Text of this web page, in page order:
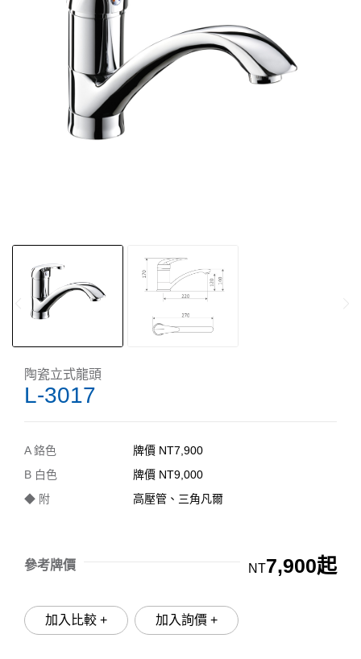
陶瓷立式龍頭
L-3017
A 鉻色
牌價 NT7,900
B 白色
牌價 NT9,000
◆ 附
高壓管、三角凡爾
參考牌價 NT7,900起
加入比較 + 加入詢價 +